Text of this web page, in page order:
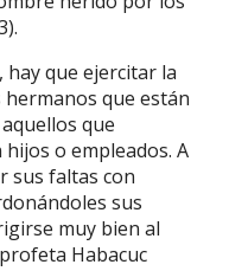
hay que ejercitar la
que están
que
o empleados. A
sus faltas con
sus
muy bien al
Habacuc